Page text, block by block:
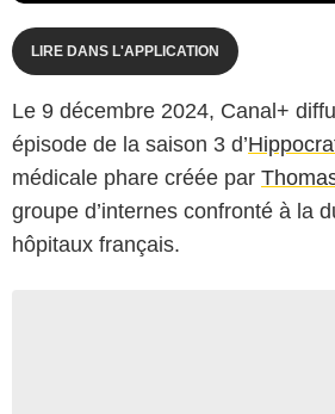
LIRE DANS L'APPLICATION
Le 9 décembre 2024, Canal+
épisode de la saison 3 d’
médicale phare créée par
groupe d’internes confronté à la
hôpitaux français.